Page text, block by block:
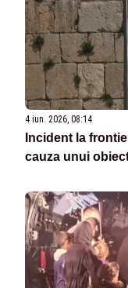
4 iun. 2026, 08:14
Incident la
cauza unui